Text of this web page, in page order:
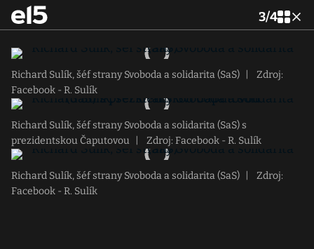
3/4
Richard Sulík, šéf strany Svoboda a solidarita (SaS)
Zdroj:
Facebook - R. Sulík
Richard Sulík, šéf strany Svoboda a solidarita (SaS) s
prezidentskou Čaputovou
Zdroj: Facebook - R. Sulík
Richard Sulík, šéf strany Svoboda a solidarita (SaS)
Zdroj:
Facebook - R. Sulík